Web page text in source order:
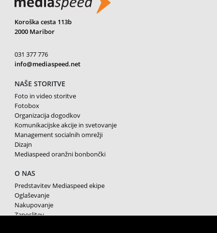
Koroška cesta 113b
2000 Maribor
031 377 776
info@mediaspeed.net
NAŠE STORITVE
Foto in video storitve
Fotobox
Organizacija dogodkov
Komunikacijske akcije in svetovanje
Management socialnih omrežji
Dizajn
Mediaspeed oranžni bonbončki
O NAS
Predstavitev Mediaspeed ekipe
Oglaševanje
Nakupovanje
Zaposlitev